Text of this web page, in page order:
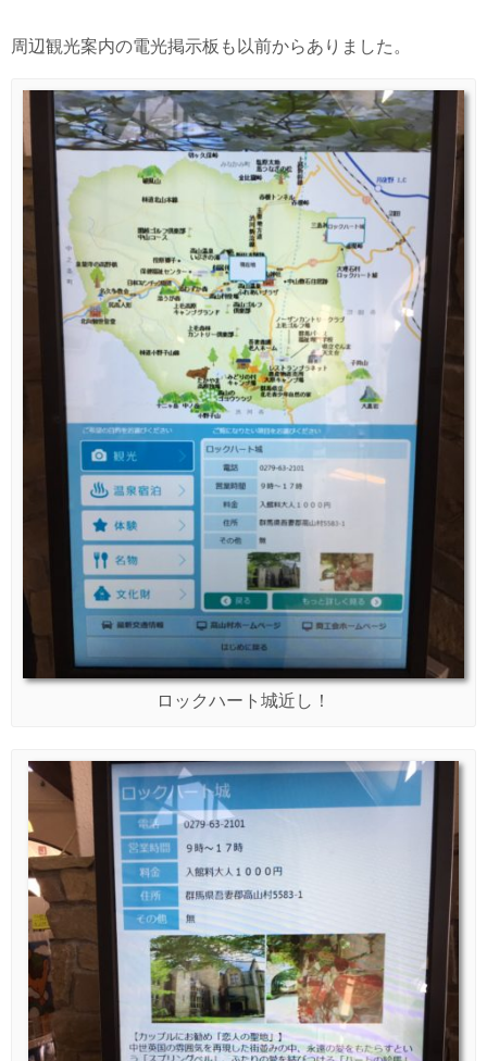
周辺観光案内の電光掲示板も以前からありました。
ロックハート城近し！